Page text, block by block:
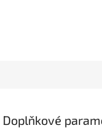
Doplňkové